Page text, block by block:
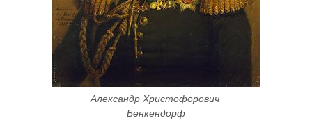
Александр Христофорович
Бенкендорф